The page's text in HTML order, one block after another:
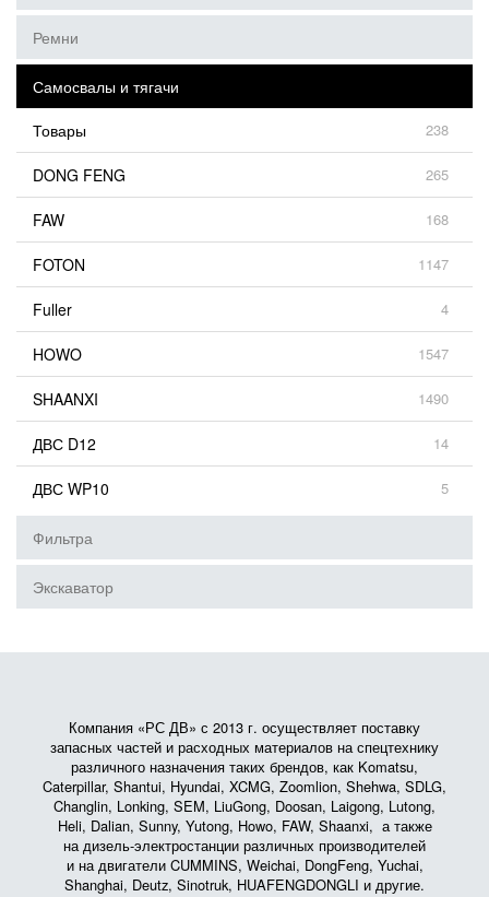
Ремни
Самосвалы и тягачи
Товары
238
DONG FENG 265
FAW 168
FOTON 1147
Fuller 4
HOWO 1547
SHAANXI 1490
ДВС D12 14
ДВС WP10 5
Фильтра
Экскаватор
Компания «РС ДВ» с 2013 г. осуществляет поставку
запасных частей и расходных материалов на спецтехнику
различного назначения таких брендов, как Komatsu,
Caterpillar, Shantui, Hyundai, XCMG, Zoomlion, Shehwa, SDLG,
Changlin, Lonking, SEM, LiuGong, Doosan, Laigong, Lutong,
Heli, Dalian, Sunny, Yutong, Howo, FAW, Shaanxi, а также
на дизель-электростанции различных производителей
и на двигатели CUMMINS, Weichai, DongFeng, Yuchai,
Shanghai, Deutz, Sinotruk, HUAFENGDONGLI и другие.